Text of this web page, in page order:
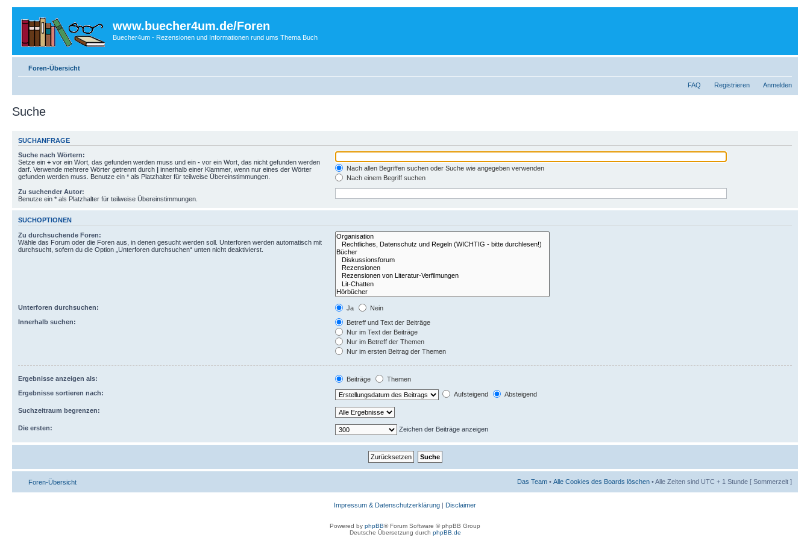
www.buecher4um.de/Foren
Buecher4um - Rezensionen und Informationen rund ums Thema Buch
Foren-Übersicht
FAQ Registrieren Anmelden
Suche
SUCHANFRAGE
Suche nach Wörtern:
Setze ein + vor ein Wort, das gefunden werden muss und ein - vor ein Wort, das nicht gefunden werden
darf. Verwende mehrere Wörter getrennt durch | innerhalb einer Klammer, wenn nur eines der Wörter
gefunden werden muss. Benutze ein * als Platzhalter für teilweise Übereinstimmungen.
Nach allen Begriffen suchen oder Suche wie angegeben verwenden
Nach einem Begriff suchen
Zu suchender Autor:
Benutze ein * als Platzhalter für teilweise Übereinstimmungen.
SUCHOPTIONEN
Zu durchsuchende Foren:
Wähle das Forum oder die Foren aus, in denen gesucht werden soll. Unterforen werden automatisch mit
durchsucht, sofern du die Option „Unterforen durchsuchen“ unten nicht deaktivierst.
Unterforen durchsuchen: Ja
Nein
Innerhalb suchen:
Betreff und Text der Beiträge
Nur im Text der Beiträge
Nur im Betreff der Themen
Nur im ersten Beitrag der Themen
Ergebnisse anzeigen als: Beiträge
Themen
Ergebnisse sortieren nach:
Aufsteigend Absteigend
Suchzeitraum begrenzen:
Die ersten: Zeichen der Beiträge anzeigen
Foren-Übersicht Das Team • Alle Cookies des Boards löschen • Alle Zeiten sind UTC + 1 Stunde [ Sommerzeit ]
Impressum & Datenschutzerklärung | Disclaimer
Powered by phpBB® Forum Software © phpBB Group
Deutsche Übersetzung durch phpBB.de